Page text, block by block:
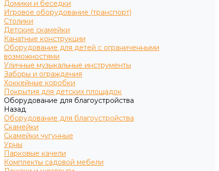
Домики и беседки
Игровое оборудование (транспорт)
Столики
Детские скамейки
Канатные конструкции
Оборудование для детей с ограниченными
возможностями
Уличные музыкальные инструменты
Заборы и ограждения
Хоккейные коробки
Покрытия для детских площадок
Оборудование для благоустройства
Назад
Оборудование для благоустройства
Скамейки
Скамейки чугунные
Урны
Парковые качели
Комплекты садовой мебели